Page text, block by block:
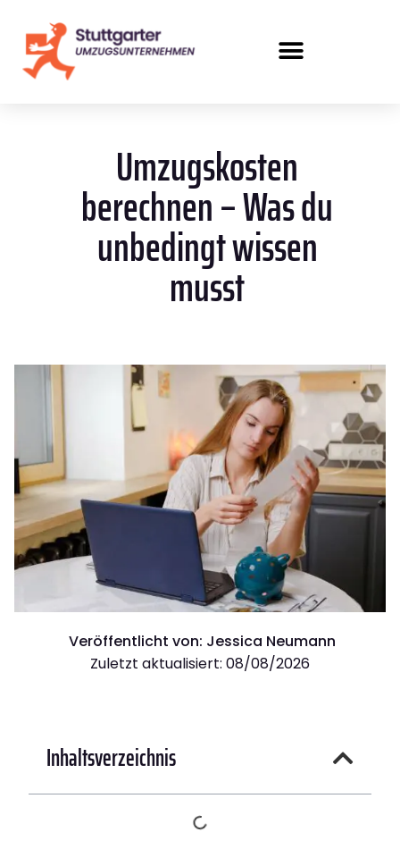
Umzugskosten
berechnen – Was du
unbedingt wissen
musst
Veröffentlicht von: Jessica Neumann
Zuletzt aktualisiert: 08/08/2026
Inhaltsverzeichnis